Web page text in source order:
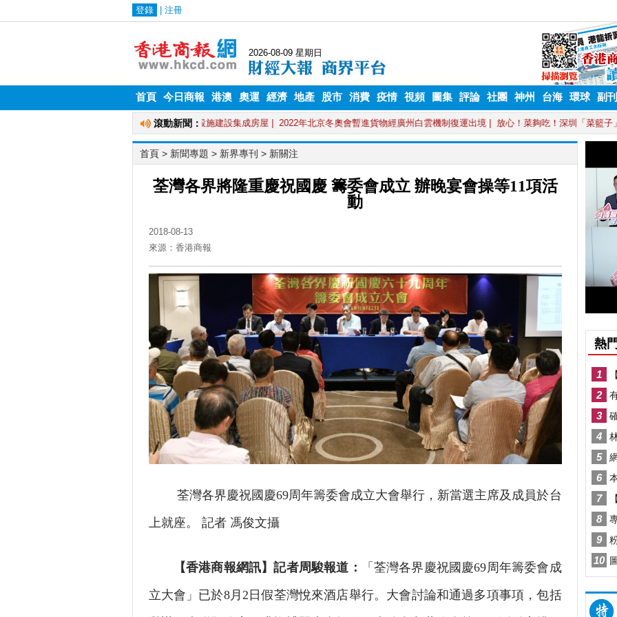
首頁 今日商報 港澳 奧運 經濟 地產 股市 消費 疫情 視頻 圖集 評論 社團 神州 台海 環球 副刊
首頁 > 新聞專題 > 新界專刊 > 新關注
荃灣各界將隆重慶祝國慶 籌委會成立 辦晚宴會操等11項活
動
2018-08-13
來源：香港商報
荃灣各界慶祝國慶69周年籌委會成立大會舉行，新當選主席及成員於台
上就座。 記者 馮俊文攝
【香港商報網訊】記者周駿報道：
「荃灣各界慶祝國慶69周年籌委會成
立大會」已於8月2日假荃灣悅來酒店舉行。大會討論和通過多項事項，包括